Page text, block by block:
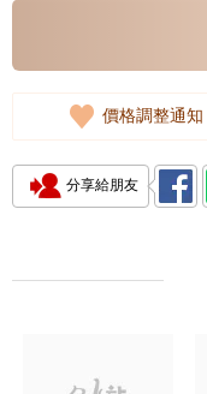
價格調整通知
分享給朋友